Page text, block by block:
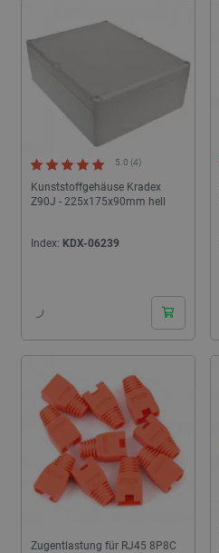
Kunststoffgehäuse Kradex
Z90J - 225x175x90mm hell
5.0 (4)
Index: KDX-06239
Zugentlastung für RJ45 8P8C